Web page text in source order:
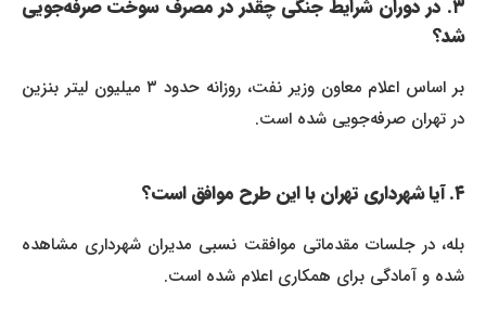
۳. در دوران شرایط جنگی چقدر در مصرف سوخت صرفه‌جویی
شد؟
بر اساس اعلام معاون وزیر نفت، روزانه حدود ۳ میلیون لیتر بنزین
در تهران صرفه‌جویی شده است.
بله، در جلسات مقدماتی موافقت نسبی مدیران شهرداری مشاهده
شده و آمادگی برای همکاری اعلام شده است.